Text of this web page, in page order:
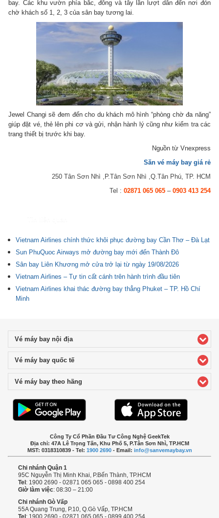
bay. Các khu vườn phía bắc, đông và tây lần lượt dẫn đến nơi đón
chờ khách số 1, 2, 3 của sân bay tương lai.
Jewel Changi sẽ đem đến cho du khách mô hình “phòng chờ đa năng”
giúp đặt vé, thẻ lên phi cơ và gửi, nhận hành lý cũng như kiểm tra các
trang thiết bị trước khi bay.
Nguồn từ Vnexpress
Săn vé máy bay giá rẻ
250 Tân Sơn Nhì ,P.Tân Sơn Nhì ,Q.Tân Phú, TP. HCM
Tel : 02871 065 065– 0903 413 254
Vietnam Airlines chính thức khôi phục đường bay Cần Thơ – Đà Lạt
Sun PhuQuoc Airways mở đường bay mới đến Thành Đô
Sân bay Liên Khương mở cửa trở lại từ ngày 19/08/2026
Vietnam Airlines – Tự tin cất cánh trên hành trình đầu tiên
Vietnam Airlines khai thác đường bay thẳng Phuket – TP. Hồ Chí
Minh
Vé máy bay nội địaclick to expand contents
Vé máy bay quốc tếclick to expand contents
Vé máy bay theo hãng
Công Ty Cổ Phần Đầu Tư Công Nghệ GeekTek
Địa chỉ: 47A Lê Trọng Tấn, Khu Phố 5, P.Tân Sơn Nhì, TP.HCM
MST: 0318310839 - Tel: 1900 2690- Email: info@sanvemaybay.vn
Chi nhánh Quận 1
95C Nguyễn Thị Minh Khai, P.Bến Thành, TP.HCM
Tel: 1900 2690 - 02871 065 065 - 0898 400 254
Giờ làm việc: 08:30 – 21:00
Chi nhánh Gò Vấp
55A Quang Trung, P.10, Q.Gò Vấp, TP.HCM
Tel: 1900 2690 - 02871 065 065 - 0899 400 254